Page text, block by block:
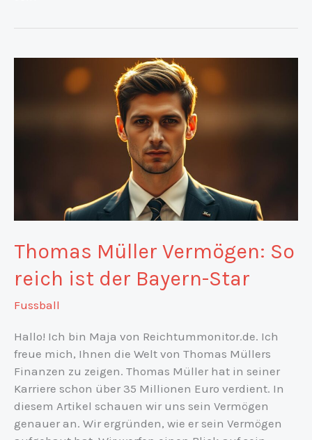
Thomas Müller Vermögen: So
reich ist der Bayern-Star
Fussball
Hallo! Ich bin Maja von Reichtummonitor.de. Ich
freue mich, Ihnen die Welt von Thomas Müllers
Finanzen zu zeigen. Thomas Müller hat in seiner
Karriere schon über 35 Millionen Euro verdient. In
diesem Artikel schauen wir uns sein Vermögen
genauer an. Wir ergründen, wie er sein Vermögen